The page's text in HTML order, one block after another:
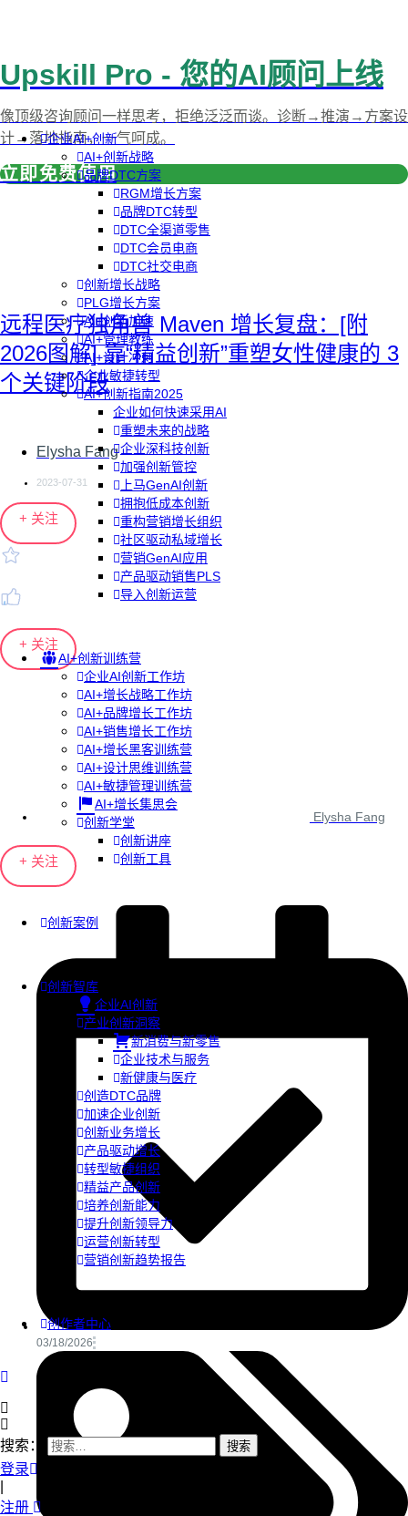
企业AI+创新
AI+创新战略
品牌DTC方案
RGM增长方案
品牌DTC转型
DTC全渠道零售
DTC会员电商
DTC社交电商
创新增长战略
PLG增长方案
AI+创新加速
AI+管理教练
AI+设计冲刺
企业敏捷转型
AI+创新指南2025
企业如何快速采用AI
重塑未来的战略
企业深科技创新
加强创新管控
上马GenAI创新
拥抱低成本创新
重构营销增长组织
社区驱动私域增长
营销GenAI应用
产品驱动销售PLS
导入创新运营
AI+创新训练营
企业AI创新工作坊
AI+增长战略工作坊
AI+品牌增长工作坊
AI+销售增长工作坊
AI+增长黑客训练营
AI+设计思维训练营
AI+敏捷管理训练营
AI+增长集思会
创新学堂
创新讲座
创新工具
创新案例
创新智库
企业AI创新
产业创新洞察
新消费与新零售
企业技术与服务
新健康与医疗
创造DTC品牌
加速企业创新
创新业务增长
产品驱动增长
转型敏捷组织
精益产品创新
培养创新能力
提升创新领导力
运营创新转型
营销创新趋势报告
创作者中心
搜索：
登录
注册
Upskill Pro - 您的AI顾问上线
像顶级咨询顾问一样思考，拒绝泛泛而谈。诊断→推演→方案设
计→落地指南，一气呵成。
立即免费使用
远程医疗独角兽 Maven 增长复盘：[附
2026图解] 靠“精益创新”重塑女性健康的 3
个关键阶段
Elysha Fang
2023-07-31
+ 关注
+ 关注
Elysha Fang
+ 关注
03/18/2026